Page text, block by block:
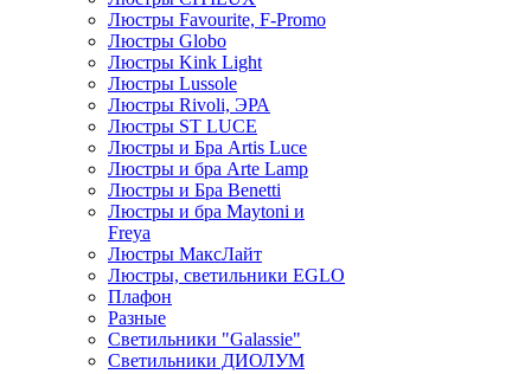
Люстры Favourite, F-Promo
Люстры Globo
Люстры Kink Light
Люстры Lussole
Люстры Rivoli, ЭРА
Люстры ST LUCE
Люстры и Бра Artis Luce
Люстры и бра Arte Lamp
Люстры и Бра Benetti
Люстры и бра Maytoni и
Freya
Люстры МаксЛайт
Люстры, светильники EGLO
Плафон
Разные
Светильники "Galassie"
Светильники ДИОЛУМ